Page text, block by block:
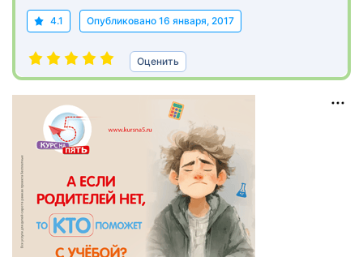
4.1 Опубликовано 16 января, 2017
Оценить